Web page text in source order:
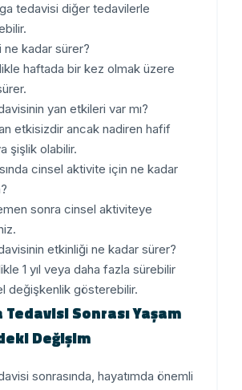
tedavisi diğer tedavilerle
ne kadar sürer?
haftada bir kez olmak üzere
yan etkileri var mı?
etkisizdir ancak nadiren hafif
şişlik olabilir.
cinsel aktivite için ne kadar
sonra cinsel aktiviteye
etkinliği ne kadar sürer?
1 yıl veya daha fazla sürebilir
değişkenlik gösterebilir.
Tedavisi Sonrası Yaşam
Değişim
sonrasında, hayatımda önemli